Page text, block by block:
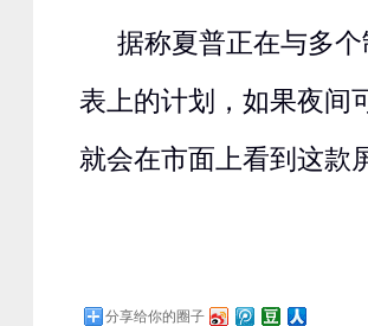
据称夏普正在与多
表上的计划，如果夜间
就会在市面上看到这款
分享给你的圈子